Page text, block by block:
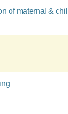
of maternal &